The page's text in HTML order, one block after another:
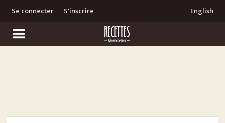
S'inscrire
Se connecter English